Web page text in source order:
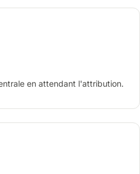
en attendant l'attribution.